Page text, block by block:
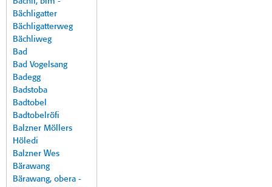
Bächligatter
Bächligatterweg
Bächliweg
Bad
Bad Vogelsang
Badegg
Badstoba
Badtobel
Badtobelröfi
Balzner Möllers
Höledi
Balzner Wes
Bärawang
Bärawang, obera -